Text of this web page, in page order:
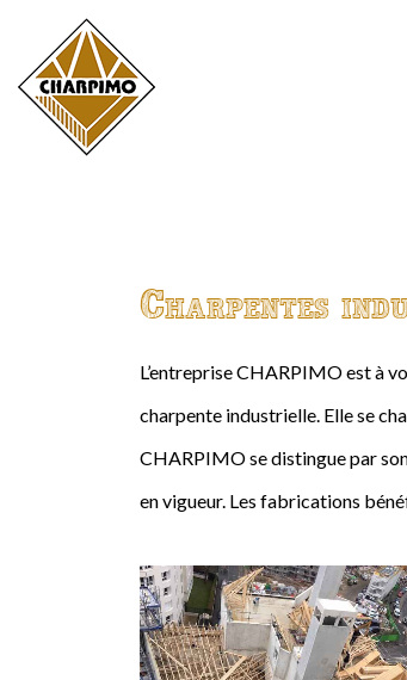
Charpentes
L’entreprise CHARPIMO est à
charpente industrielle. Elle se
CHARPIMO se distingue par
en vigueur. Les fabrications